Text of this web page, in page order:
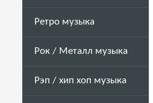
Ретро музыка
Рок / Металл музыка
Рэп / хип хоп музыка